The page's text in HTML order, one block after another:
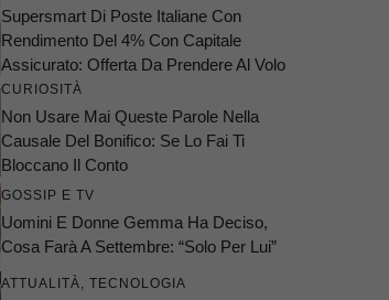
Supersmart Di Poste Italiane Con
Rendimento Del 4% Con Capitale
Assicurato: Offerta Da Prendere Al Volo
CURIOSITÀ
Non Usare Mai Queste Parole Nella
Causale Del Bonifico: Se Lo Fai Ti
Bloccano Il Conto
GOSSIP E TV
Uomini E Donne Gemma Ha Deciso,
Cosa Farà A Settembre: “Solo Per Lui”
ATTUALITÀ, TECNOLOGIA